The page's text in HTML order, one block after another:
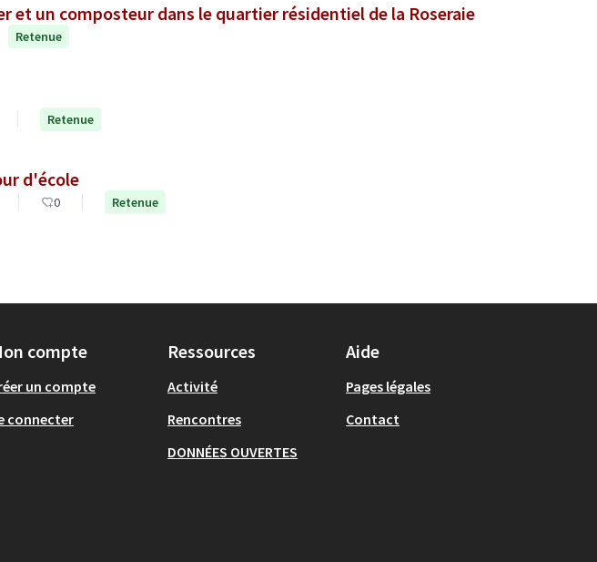
et un composteur dans le quartier résidentiel de la Roseraie
Retenue
Retenue
d'école
0 Retenue
compte
un compte
connecter
Ressources
Activité
Rencontres
DONNÉES OUVERTES
Aide
Pages légales
Contact